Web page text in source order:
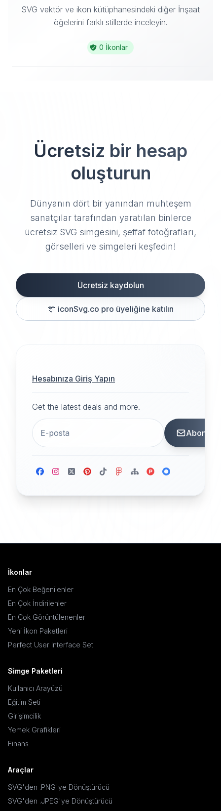
SVG vektör ve ikon kütüphanesindeki diğer İnşaat
öğelerini farklı stillerde inceleyin.
0 İkonlar
Ücretsiz bir hesap
oluşturun
Dünyanın dört bir yanından muhteşem
sanatçılar tarafından yaratılan binlerce
ücretsiz SVG simgesini, şeffaf fotoğrafları,
görselleri ve simgeleri keşfedin!
Ücretsiz kaydolun
🎊 iconSvg.co pro üyeliğine katılın
Hesabınıza Giriş Yapın
Get the latest deals and more.
Abone
İkonlar
En Çok Beğenilenler
En Çok İndirilenler
En Çok Görüntülenenler
Yeni İkon Paketleri
Perfect User Interface Set
Simge Paketleri
Kullanıcı Arayüzü
Eğitim Seti
Girişimcilik
Yemek Grafikleri
Finans
Araçlar
SVG'den .PNG'ye Dönüştürücü
SVG'den .JPEG'ye Dönüştürücü